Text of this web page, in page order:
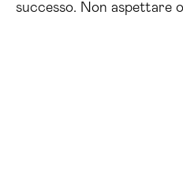
successo. Non aspettare